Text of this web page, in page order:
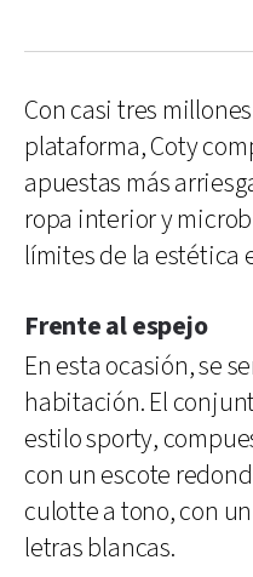
Con casi tres
plataforma, Coty
apuestas más
ropa interior y
límites de la estética
Frente al espejo
En esta ocasión, se
habitación. El
estilo sporty,
con un escote
culotte a tono, con
letras blancas.